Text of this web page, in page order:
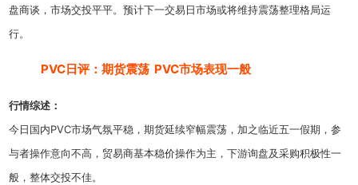
盘商谈，市场交投平平。预计下一交易日市场或将维持震荡整理格局运
行。
PVC日评：期货震荡 PVC市场表现一般
行情综述：
今日国内PVC市场气氛平稳，期货延续窄幅震荡，加之临近五一假期，参
与者操作意向不高，贸易商基本稳价操作为主，下游询盘及采购积极性一
般，整体交投不佳。